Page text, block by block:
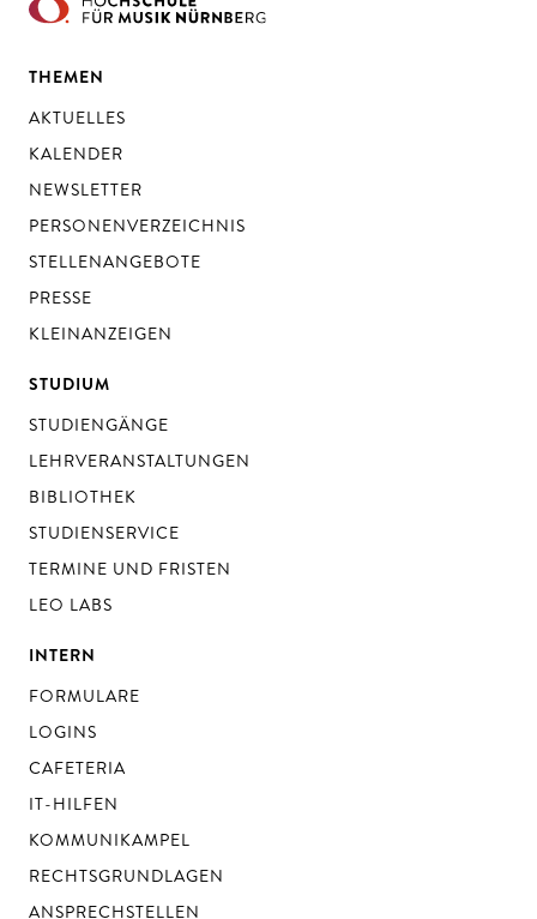
THEMEN
AKTUELLES
KALENDER
NEWSLETTER
PERSONENVERZEICHNIS
STELLENANGEBOTE
PRESSE
KLEINANZEIGEN
STUDIUM
STUDIENGÄNGE
LEHRVERANSTALTUNGEN
BIBLIOTHEK
STUDIENSERVICE
TERMINE UND FRISTEN
LEO LABS
INTERN
FORMULARE
LOGINS
CAFETERIA
IT-HILFEN
KOMMUNIKAMPEL
RECHTSGRUNDLAGEN
ANSPRECHSTELLEN